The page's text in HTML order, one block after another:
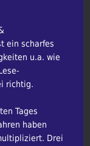
ein scharfes
u.a. wie
richtig.
Tages
haben
Drei